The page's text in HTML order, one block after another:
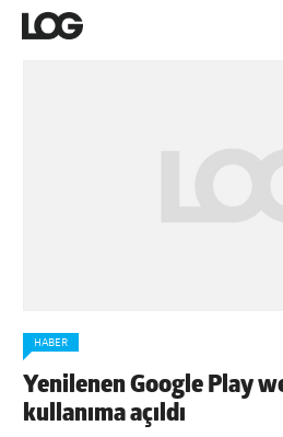
HABER
Yenilenen Google Play
kullanıma açıldı